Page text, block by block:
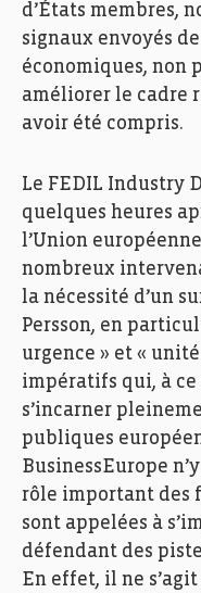
d’États membres,
signaux envoyés
économiques, non
améliorer le cadre
avoir été compris.
Le FEDIL Industry
quelques heures
l’Union
nombreux
la nécessité d’un
Persson, en
urgence » et «
impératifs qui, à
s’incarner
publiques
BusinessEurope
rôle important des
sont appelées à
défendant des
En effet, il ne